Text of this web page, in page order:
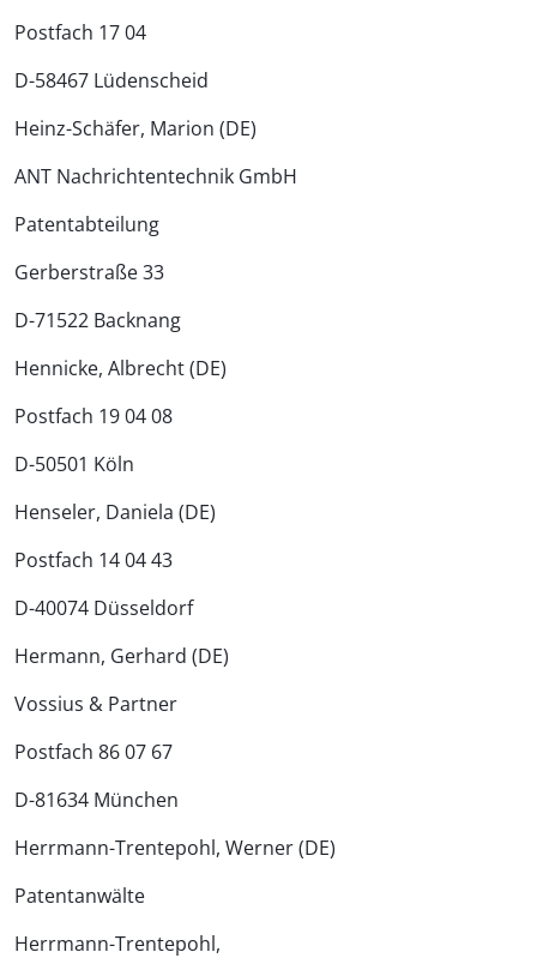
Postfach 17 04
D-58467 Lüdenscheid
Heinz-Schäfer, Marion (DE)
ANT Nachrichtentechnik GmbH
Patentabteilung
Gerberstraße 33
D-71522 Backnang
Hennicke, Albrecht (DE)
Postfach 19 04 08
D-50501 Köln
Henseler, Daniela (DE)
Postfach 14 04 43
D-40074 Düsseldorf
Hermann, Gerhard (DE)
Vossius & Partner
Postfach 86 07 67
D-81634 München
Herrmann-Trentepohl, Werner (DE)
Patentanwälte
Herrmann-Trentepohl,